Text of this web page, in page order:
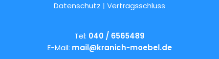
Datenschutz | Vertragsschluss
Tel: 040 / 6565489
E-Mail: mail@kranich-moebel.de